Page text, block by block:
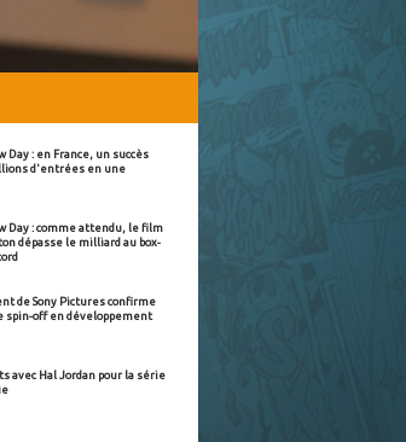
Day : en France, un succès
d'entrées en une
Day : comme attendu, le film
dépasse le milliard au box-
de Sony Pictures confirme
spin-off en développement
avec Hal Jordan pour la série